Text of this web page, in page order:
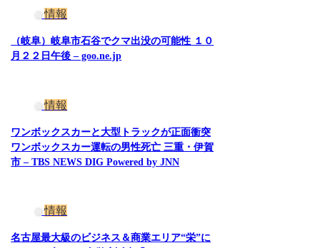
情報
（岐阜）岐阜市石谷でクマ出没の可能性 １０
月２２日午後 – goo.ne.jp
情報
ワンボックスカーと大型トラックが正面衝突
ワンボックスカー運転の男性死亡 三重・伊賀
市 – TBS NEWS DIG Powered by JNN
情報
名古屋最大級のビジネス＆商業エリア“栄”に